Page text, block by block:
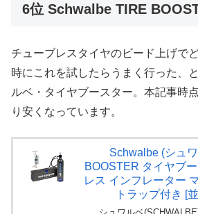
6位 Schwalbe TIRE
チューブレスタイヤのビード上げで
時にこれを試したらうまく行った、
ルベ・タイヤブースター。本記事時
り安くなっています。
Schwalbe (シュ
BOOSTER タイヤブ
レス インフレーター
トラップ付き [